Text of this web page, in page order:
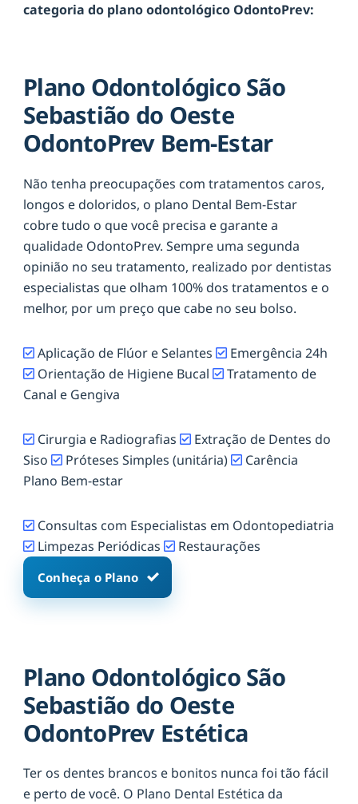
categoria do plano odontológico OdontoPrev:
Plano Odontológico São
Sebastião do Oeste
OdontoPrev Bem-Estar
Não tenha preocupações com tratamentos caros,
longos e doloridos, o plano Dental Bem-Estar
cobre tudo o que você precisa e garante a
qualidade OdontoPrev. Sempre uma segunda
opinião no seu tratamento, realizado por dentistas
especialistas que olham 100% dos tratamentos e o
melhor, por um preço que cabe no seu bolso.
Aplicação de Flúor e Selantes
Emergência 24h
Orientação de Higiene Bucal
Tratamento de
Canal e Gengiva
Cirurgia e Radiografias
Extração de Dentes do
Siso
Próteses Simples (unitária)
Carência
Plano Bem-estar
Consultas com Especialistas em Odontopediatria
Limpezas Periódicas
Restaurações
Conheça o Plano
Plano Odontológico São
Sebastião do Oeste
OdontoPrev Estética
Ter os dentes brancos e bonitos nunca foi tão fácil
e perto de você. O Plano Dental Estética da